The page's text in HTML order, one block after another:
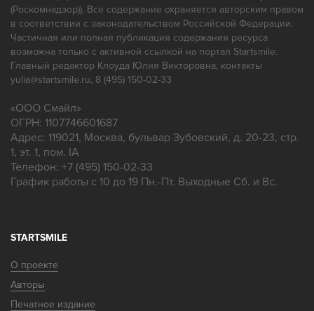
(Роскомнадзор)). Все содержание охраняется авторским правом
в соответствии с законодательством Российской Федерации.
Частичная или полная публикация содержания ресурса
возможна только с активной ссылкой на портал Startsmile.
Главный редактор Клоуда Юлия Викторовна, контакты
yulia@startsmile.ru, 8 (495) 150-02-33
«ООО Смайл»
ОГРН: 1107746601687
Адрес: 119021, Москва, бульвар Зубовский, д. 20-23, стр.
1, эт. 1, пом. IA
Телефон: +7 (495) 150-02-33
График работы с 10 до 19 Пн.-Пт. Выходные Сб. и Вс.
STARTSMILE
О проекте
Авторы
Печатное издание